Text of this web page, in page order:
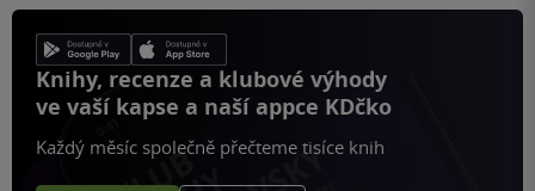
Knihy, recenze a klubové výhody
ve vaší kapse a naší appce KDčko
Každý měsíc společně přečteme tisíce knih